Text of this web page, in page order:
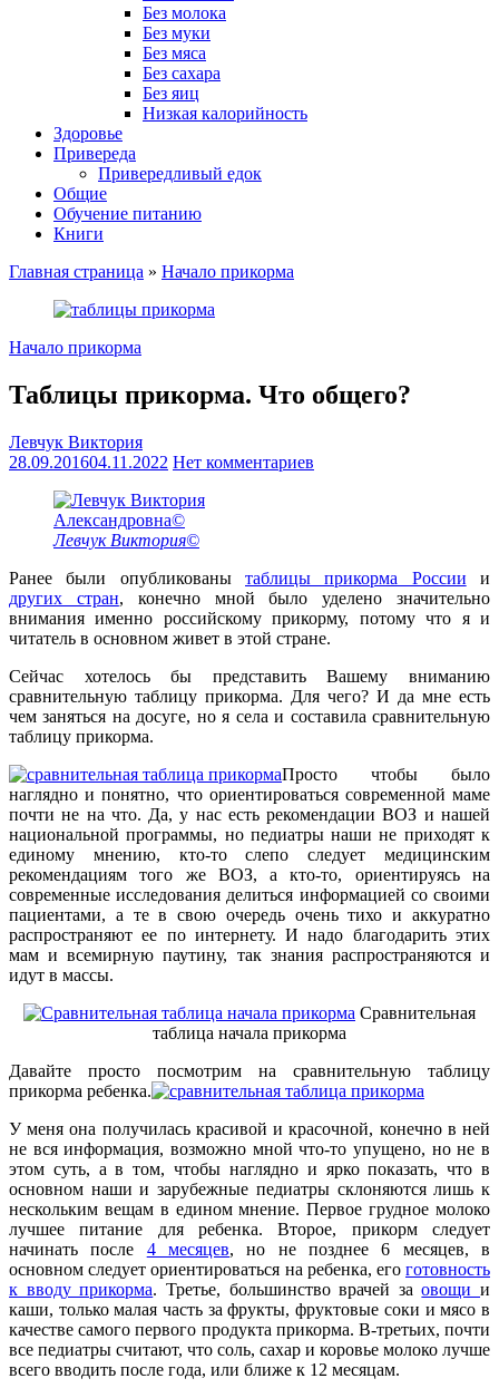
Без молока
Без муки
Без мяса
Без сахара
Без яиц
Низкая калорийность
Здоровье
Привереда
Привередливый едок
Общие
Обучение питанию
Книги
Главная страница » Начало прикорма
Начало прикорма
Таблицы прикорма. Что общего?
Левчук Виктория
28.09.201604.11.2022 Нет комментариев
Левчук Виктория©
Ранее были опубликованы таблицы прикорма России и
других стран, конечно мной было уделено значительно
внимания именно российскому прикорму, потому что я и
читатель в основном живет в этой стране.
Сейчас хотелось бы представить Вашему вниманию
сравнительную таблицу прикорма. Для чего? И да мне есть
чем заняться на досуге, но я села и составила сравнительную
таблицу прикорма.
Просто чтобы было
наглядно и понятно, что ориентироваться современной маме
почти не на что. Да, у нас есть рекомендации ВОЗ и нашей
национальной программы, но педиатры наши не приходят к
единому мнению, кто-то слепо следует медицинским
рекомендациям того же ВОЗ, а кто-то, ориентируясь на
современные исследования делиться информацией со своими
пациентами, а те в свою очередь очень тихо и аккуратно
распространяют ее по интернету. И надо благодарить этих
мам и всемирную паутину, так знания распространяются и
идут в массы.
Сравнительная
таблица начала прикорма
Давайте просто посмотрим на сравнительную таблицу
прикорма ребенка.
У меня она получилась красивой и красочной, конечно в ней
не вся информация, возможно мной что-то упущено, но не в
этом суть, а в том, чтобы наглядно и ярко показать, что в
основном наши и зарубежные педиатры склоняются лишь к
нескольким вещам в едином мнение. Первое грудное молоко
лучшее питание для ребенка. Второе, прикорм следует
начинать после 4 месяцев, но не позднее 6 месяцев, в
основном следует ориентироваться на ребенка, его готовность
к вводу прикорма. Третье, большинство врачей заовощи и
каши, только малая часть за фрукты, фруктовые соки и мясо в
качестве самого первого продукта прикорма. В-третьих, почти
все педиатры считают, что соль, сахар и коровье молоко лучше
всего вводить после года, или ближе к 12 месяцам.